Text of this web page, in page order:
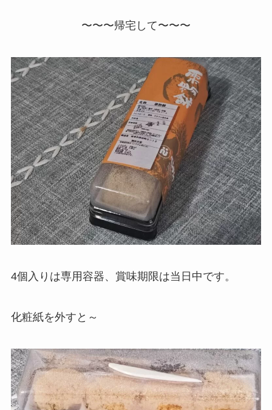
〜〜〜帰宅して〜〜〜
4個入りは専用容器、賞味期限は当日中です。
化粧紙を外すと～